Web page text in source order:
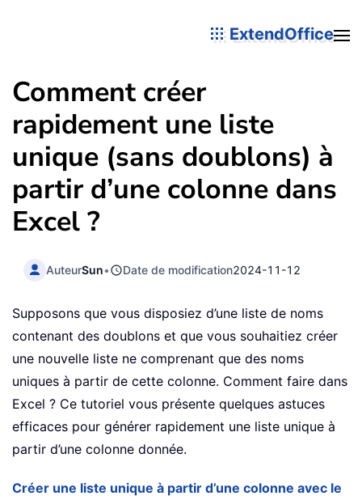
ExtendOffice
Comment créer
rapidement une liste
unique (sans doublons) à
partir d’une colonne dans
Excel ?
AuteurSun• Date de modification2024-11-12
Supposons que vous disposiez d’une liste de noms
contenant des doublons et que vous souhaitiez créer
une nouvelle liste ne comprenant que des noms
uniques à partir de cette colonne. Comment faire dans
Excel ? Ce tutoriel vous présente quelques astuces
efficaces pour générer rapidement une liste unique à
partir d’une colonne donnée.
Créer une liste unique à partir d’une colonne avec le